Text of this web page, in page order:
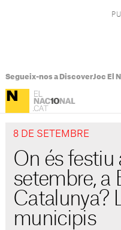
Segueix-nos a DiscoverJoc El
8 DE SETEMBRE
On és festiu
setembre, a
Catalunya?
municipis